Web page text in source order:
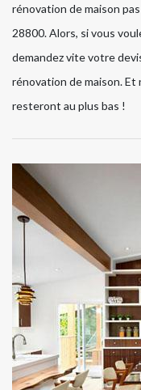
rénovation de maison
28800. Alors, si vous
demandez vite votre
rénovation de maison. Et
resteront au plus bas !